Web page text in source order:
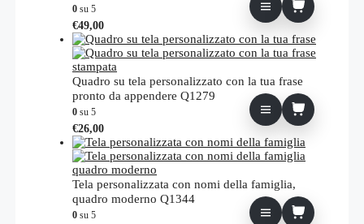
0 su 5
€49,00
Quadro su tela personalizzato con la tua frase
pronto da appendere Q1279
0 su 5
€26,00
Tela personalizzata con nomi della famiglia,
quadro moderno Q1344
0 su 5